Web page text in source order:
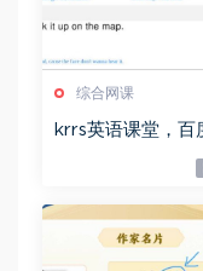
综合网课
krrs英语课堂，百